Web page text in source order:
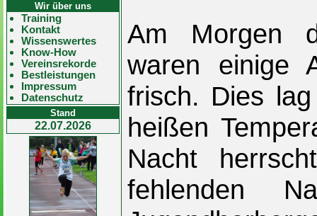
Wir über uns
Training
Kontakt
Wissenswertes
Know-How
Vereinsrekorde
Bestleistungen
Impressum
Datenschutz
Stand
22.07.2026
Am Morgen
waren einige
frisch. Dies
heißen
Nacht
fehlenden